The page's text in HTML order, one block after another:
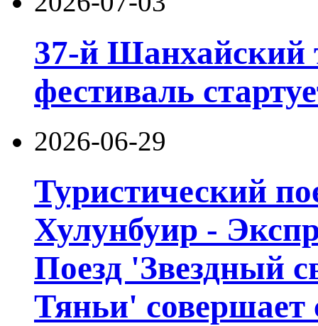
37-й Шанхайский
фестиваль
2026-06-29
Туристический
Хулунбуир -
Поезд 'Звездный
Тяньи' совершает